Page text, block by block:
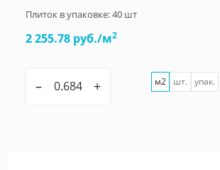
Плиток в упаковке:40 шт
2 255.78 руб./м2
– + м2 шт. упак.